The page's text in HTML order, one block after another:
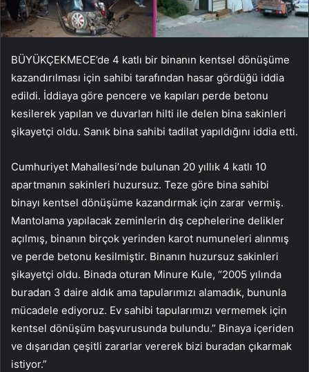
BÜYÜKÇEKMECE’de 4 katlı bir binanın kentsel dönüşüme
kazandırılması için sahibi tarafından hasar gördüğü iddia
edildi. İddiaya göre pencere ve kapıları perde betonu
kesilerek yapılan ve duvarları hilti ile delen bina sakinleri
şikayetçi oldu. Sanık bina sahibi tadilat yapıldığını iddia etti.
Cumhuriyet Mahallesi’nde bulunan 20 yıllık 4 katlı 10
apartmanın sakinleri huzursuz. Teze göre bina sahibi
binayı kentsel dönüşüme kazandırmak için zarar vermiş.
Mantolama yapılacak zeminlerin dış cephelerine delikler
açılmış, binanın birçok yerinden karot numuneleri alınmış
ve perde betonu kesilmiştir. Binanın huzursuz sakinleri
şikayetçi oldu. Binada oturan Minure Kule, “2005 yılında
buradan 3 daire aldık ama tapularımızı alamadık, bununla
mücadele ediyoruz. Ev sahibi tapularımızı vermemek için
kentsel dönüşüm başvurusunda bulundu.” Binaya içeriden
ve dışarıdan çeşitli zararlar vererek bizi buradan çıkarmak
istiyor.”